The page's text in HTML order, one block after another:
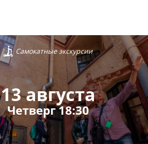
Самокатные экскурсии
13 августа
Четверг 18:30